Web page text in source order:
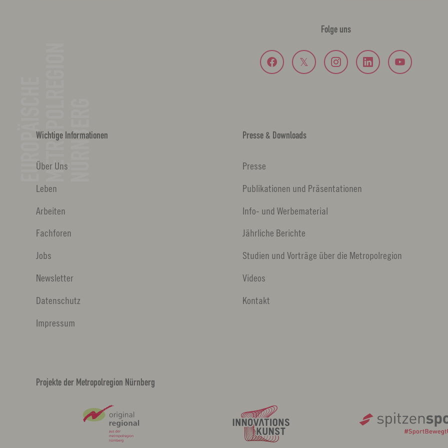
Folge uns
Wichtige Informationen
Über Uns
Leben
Arbeiten
Fachforen
Jobs
Newsletter
Datenschutz
Impressum
Presse & Downloads
Presse
Publikationen und Präsentationen
Info- und Werbematerial
Jährliche Berichte
Studien und Vorträge über die Metropolregion
Videos
Kontakt
Projekte der Metropolregion Nürnberg